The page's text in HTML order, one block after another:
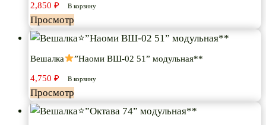
2,850 ₽ В корзину
Просмотр
Вешалка ”Наоми ВШ-02 51” модульная**
4,750 ₽ В корзину
Просмотр